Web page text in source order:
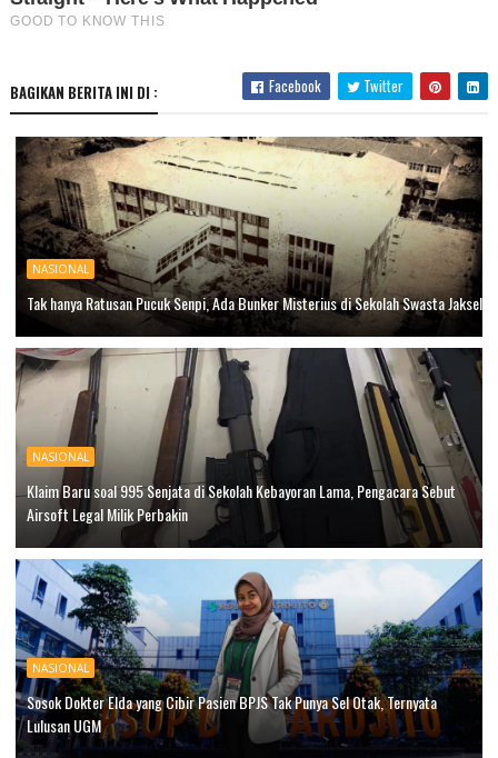
BAGIKAN BERITA INI DI : Facebook Twitter
NASIONAL
Tak hanya Ratusan Pucuk Senpi, Ada Bunker Misterius di Sekolah Swasta Jaksel
NASIONAL
Klaim Baru soal 995 Senjata di Sekolah Kebayoran Lama, Pengacara Sebut
Airsoft Legal Milik Perbakin
NASIONAL
Sosok Dokter Elda yang Cibir Pasien BPJS Tak Punya Sel Otak, Ternyata
Lulusan UGM